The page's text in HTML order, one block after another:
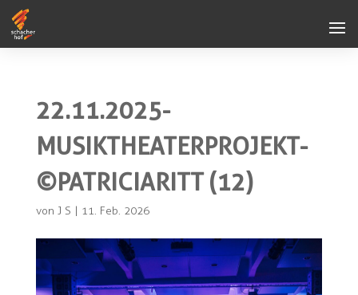
22.11.2025-
MUSIKTHEATERPROJEKT-
©PATRICIARITT (12)
von J S | 11. Feb. 2026